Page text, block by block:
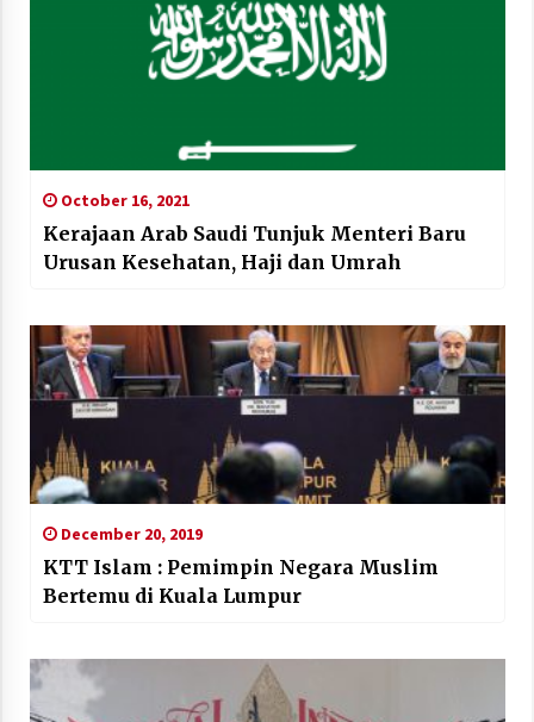
October 16, 2021
Kerajaan Arab Saudi Tunjuk Menteri Baru
Urusan Kesehatan, Haji dan Umrah
December 20, 2019
KTT Islam : Pemimpin Negara Muslim
Bertemu di Kuala Lumpur